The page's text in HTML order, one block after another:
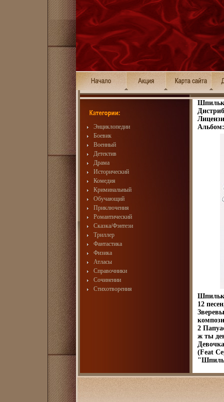
Энциклопедии
Боевик
Военный
Детектив
Драма
Исторический
Комедия
Криминальный
Обучающий
Приключения
Романтический
Сказка/Фэнтези
Триллер
Фантастика
Физика
Атласы
Справочники
Сочинении
Стихотворения
Альбом:
12
2
ж ты
(Feat